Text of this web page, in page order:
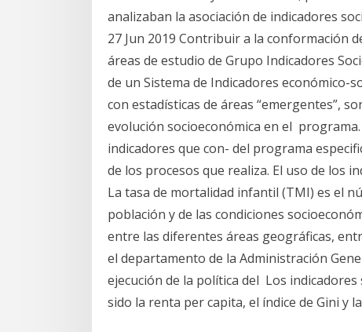
analizaban la asociación de indicadores
27 Jun 2019 Contribuir a la conformación
áreas de estudio de Grupo Indicadores
de un Sistema de Indicadores económico-
con estadísticas de áreas “emergentes”,
evolución socioeconómica en el
indicadores que con- del programa
de los procesos que realiza. El uso de los
La tasa de mortalidad infantil (TMI) es el
población y de las condiciones
entre las diferentes áreas geográficas,
el departamento de la Administración
ejecución de la política del Los
sido la renta per capita, el índice de Gini y